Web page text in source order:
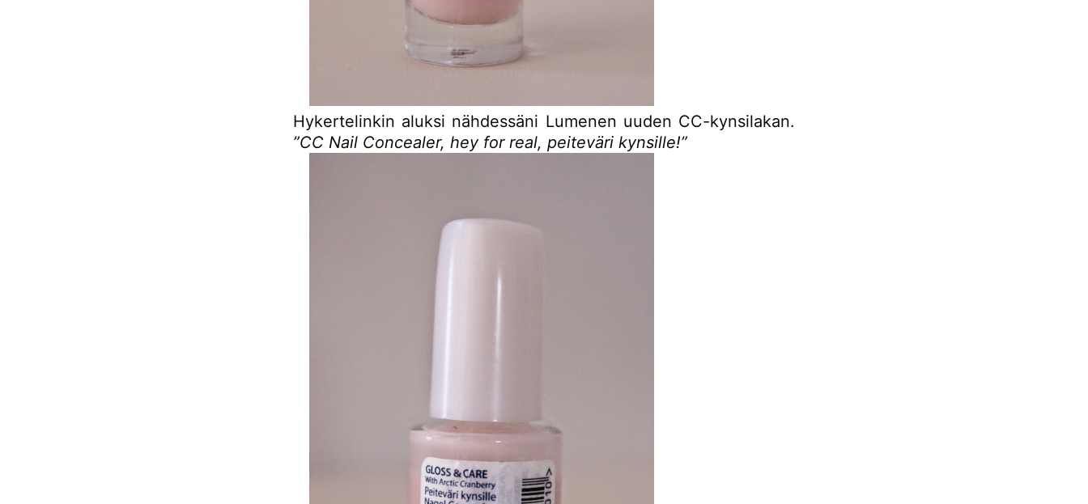
Hykertelinkin aluksi nähdessäni Lumenen uuden CC-kynsilakan.
”CC Nail Concealer, hey for real, peiteväri kynsille!”